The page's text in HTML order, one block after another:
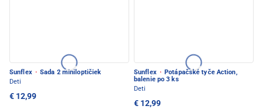
Sunflex · Sada 2 miniloptičiek
Deti
€ 12,99
Sunflex · Potápačské tyče Action,
balenie po 3 ks
Deti
€ 12,99